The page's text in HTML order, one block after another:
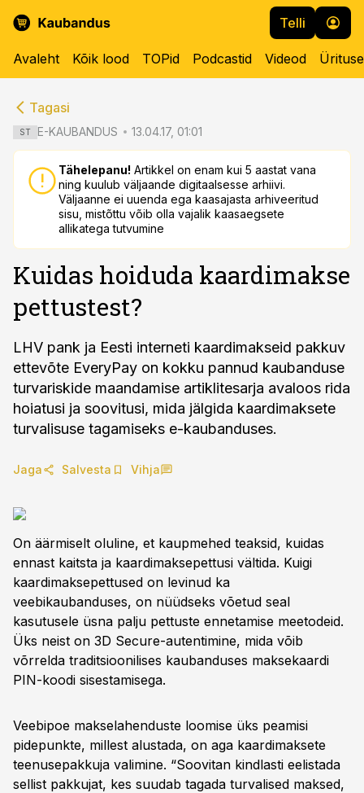
Telli
Avaleht Kõik lood TOPid Podcastid Videod
Tagasi
ST E-KAUBANDUS 13.04.17, 01:01
Tähelepanu! Artikkel on enam kui 5 aastat vana
ning kuulub väljaande digitaalsesse arhiivi.
Väljaanne ei uuenda ega kaasajasta arhiveeritud
sisu, mistõttu võib olla vajalik kaasaegsete
allikatega tutvumine
Kuidas hoiduda kaardimakse
pettustest?
LHV pank ja Eesti interneti kaardimakseid pakkuv
ettevõte EveryPay on kokku pannud kaubanduse
turvariskide maandamise artiklitesarja avaloos rida
hoiatusi ja soovitusi, mida jälgida kaardimaksete
turvalisuse tagamiseks e-kaubanduses.
Jaga Salvesta Vihja
On äärmiselt oluline, et kaupmehed teaksid, kuidas
ennast kaitsta ja kaardimaksepettusi vältida. Kuigi
kaardimaksepettused on levinud ka
veebikaubanduses, on nüüdseks võetud seal
kasutusele üsna palju pettuste ennetamise meetodeid.
Üks neist on 3D Secure-autentimine, mida võib
võrrelda traditsioonilises kaubanduses maksekaardi
PIN-koodi sisestamisega.
Veebipoe makselahenduste loomise üks peamisi
pidepunkte, millest alustada, on aga kaardimaksete
teenusepakkuja valimine. “Soovitan kindlasti eelistada
sellist pakkujat, kes suudab tagada turvalised maksed,